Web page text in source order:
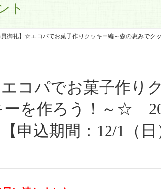
ト
員御礼】☆エコパでお菓子作りクッキー編～森の恵みで
コパでお菓子作り
を作ろう！～☆
申込期間：12/1（日